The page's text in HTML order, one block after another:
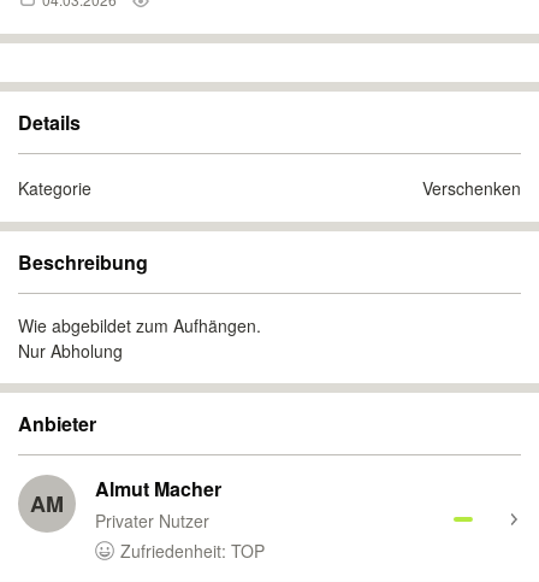
Details
Kategorie Verschenken
Beschreibung
Wie abgebildet zum Aufhängen.
Nur Abholung
Anbieter
AM Almut Macher
Privater Nutzer
Zufriedenheit: TOP